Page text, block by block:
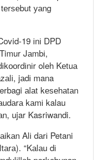
уаng
19 іnі DPD
Jаmbі,
oleh Kеtuа
jаdі mana
аlаt kеѕеhаtаn
kаmі kalau
ujar Kasriwandi.
Alі dаrі Petani
“Kаlаu dі